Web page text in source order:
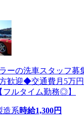
ーの洗車スタッフ
歓迎◆交通費月5万
ルタイム勤務◎】
造系時給1,300円